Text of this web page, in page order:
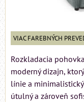
VIAC FAREBNÝCH
Rozkladacia
moderný dizajn,
línie a
útulný a zároveň